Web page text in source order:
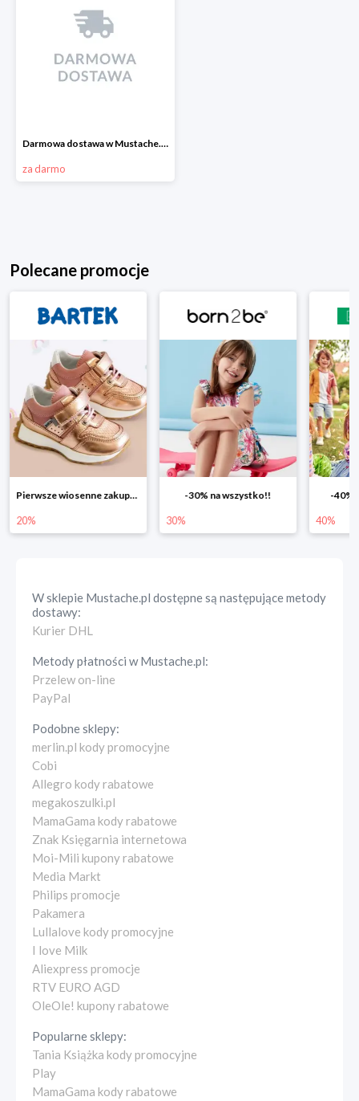
Darmowa dostawa w Mustache.pl
za darmo
Polecane promocje
-30% na wszystko!!
30%
-40% na drugą sztukę
40% 25%
W sklepie Mustache.pl dostępne są następujące metody
dostawy:
Kurier DHL
Metody płatności wMustache.pl:
Przelew on-line
PayPal
Podobne sklepy:
merlin.pl kody promocyjne
Cobi
Allegro kody rabatowe
megakoszulki.pl
MamaGama kody rabatowe
Znak Księgarnia internetowa
Moi-Mili kupony rabatowe
Media Markt
Philips promocje
Pakamera
Lullalove kody promocyjne
I love Milk
Aliexpress promocje
RTV EURO AGD
OleOle! kupony rabatowe
Popularne sklepy:
Tania Książka kody promocyjne
Play
MamaGama kody rabatowe